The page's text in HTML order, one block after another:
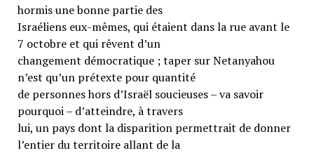
hormis une bonne partie des
Israéliens eux-mêmes, qui étaient dans la rue avant le
7 octobre et qui rêvent d’un
changement démocratique ; taper sur Netanyahou
n’est qu’un prétexte pour quantité
de personnes hors d’Israël soucieuses – va savoir
pourquoi – d’atteindre, à travers
lui, un pays dont la disparition permettrait de donner
l’entier du territoire allant de la